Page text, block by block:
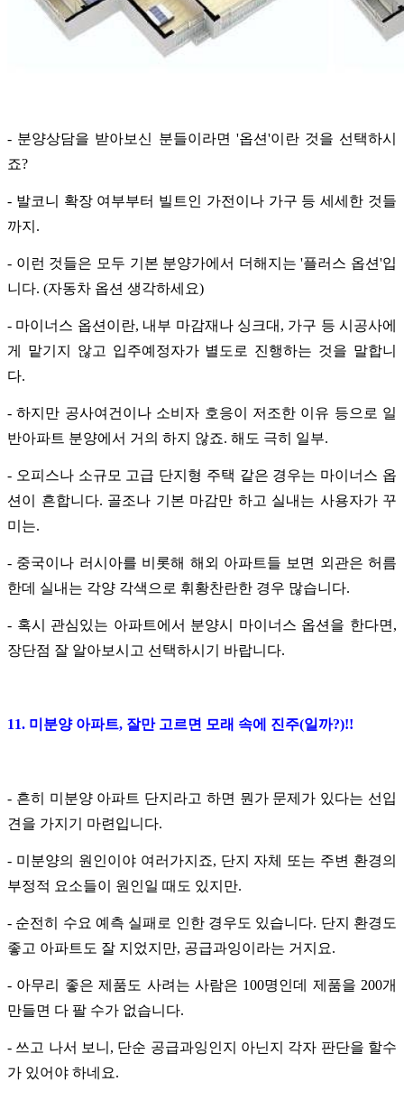
- 분양상담을 받아보신 분들이라면 '옵션'이란 것을 선택하시
죠?
- 발코니 확장 여부부터 빌트인 가전이나 가구 등 세세한 것들
까지.
- 이런 것들은 모두 기본 분양가에서 더해지는 '플러스 옵션'입
니다. (자동차 옵션 생각하세요)
- 마이너스 옵션이란, 내부 마감재나 싱크대, 가구 등 시공사에
게 맡기지 않고 입주예정자가 별도로 진행하는 것을 말합니
다.
- 하지만 공사여건이나 소비자 호응이 저조한 이유 등으로 일
반아파트 분양에서 거의 하지 않죠. 해도 극히 일부.
- 오피스나 소규모 고급 단지형 주택 같은 경우는 마이너스 옵
션이 흔합니다. 골조나 기본 마감만 하고 실내는 사용자가 꾸
미는.
- 중국이나 러시아를 비롯해 해외 아파트들 보면 외관은 허름
한데 실내는 각양 각색으로 휘황찬란한 경우 많습니다.
- 혹시 관심있는 아파트에서 분양시 마이너스 옵션을 한다면,
장단점 잘 알아보시고 선택하시기 바랍니다.
11. 미분양 아파트, 잘만 고르면 모래 속에 진주(일까?)!!
- 흔히 미분양 아파트 단지라고 하면 뭔가 문제가 있다는 선입
견을 가지기 마련입니다.
- 미분양의 원인이야 여러가지죠, 단지 자체 또는 주변 환경의
부정적 요소들이 원인일 때도 있지만.
- 순전히 수요 예측 실패로 인한 경우도 있습니다. 단지 환경도
좋고 아파트도 잘 지었지만, 공급과잉이라는 거지요.
- 아무리 좋은 제품도 사려는 사람은 100명인데 제품을 200개
만들면 다 팔 수가 없습니다.
- 쓰고 나서 보니, 단순 공급과잉인지 아닌지 각자 판단을 할수
가 있어야 하네요.